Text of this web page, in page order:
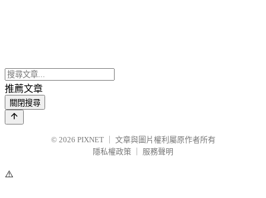
推薦文章
關閉搜尋
© 2026 PIXNET
文章與圖片權利屬原作者所有
隱私權政策
服務聲明
⚠️